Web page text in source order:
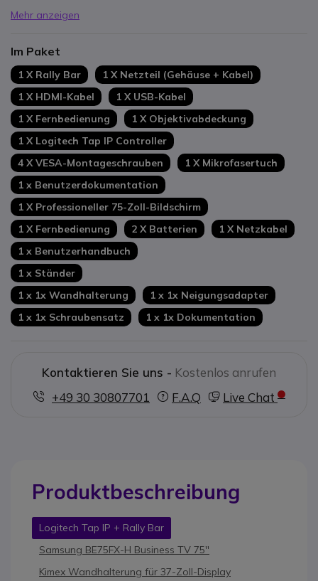
Mehr anzeigen
Im Paket
1 X Rally Bar
1 X Netzteil (Gehäuse + Kabel)
1 X HDMI-Kabel
1 X USB-Kabel
1 X Fernbedienung
1 X Objektivabdeckung
1 X Logitech Tap IP Controller
4 X VESA-Montageschrauben
1 X Mikrofasertuch
1 x Benutzerdokumentation
1 X Professioneller 75-Zoll-Bildschirm
1 X Fernbedienung
2 X Batterien
1 X Netzkabel
1 x Benutzerhandbuch
1 x Ständer
1 x 1x Wandhalterung
1 x 1x Neigungsadapter
1 x 1x Schraubensatz
1 x 1x Dokumentation
Kontaktieren Sie uns - Kostenlos anrufen
+49 30 30807701
F.A.Q Live Chat
Produktbeschreibung
Logitech Tap IP + Rally Bar
Samsung BE75FX-H Business TV 75''
Kimex Wandhalterung für 37-Zoll-Display